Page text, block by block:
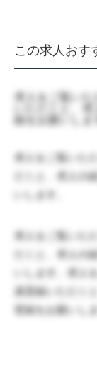
この求人おす
求人をご覧い
録をお願いしま
求人をご覧いた
だくと、求人の
いします。
求人をご覧いた
だくと、求人の
いします。求人
員登録いただく
登録をお願いし